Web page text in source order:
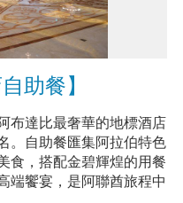
助餐】
布達比最奢華的地標酒店
。自助餐匯集阿拉伯特色
食，搭配金碧輝煌的用餐
端饗宴，是阿聯酋旅程中